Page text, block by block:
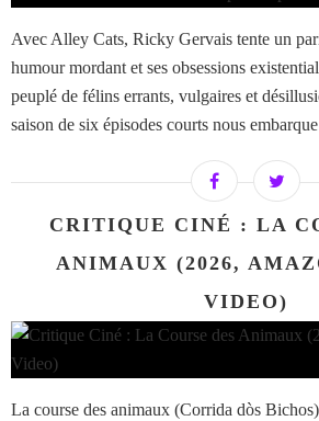
Avec Alley Cats, Ricky Gervais tente un
humour mordant et ses obsessions
peuplé de félins errants, vulgaires et
saison de six épisodes courts nous
CRITIQUE CINÉ : LA
ANIMAUX (2026,
VIDEO)
La course des animaux (Corrida dòs